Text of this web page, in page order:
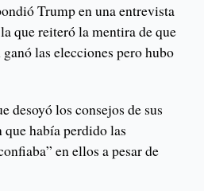
Trump en una entrevista
que reiteró la mentira de que
las elecciones pero hubo
desoyó los consejos de sus
había perdido las
en ellos a pesar de